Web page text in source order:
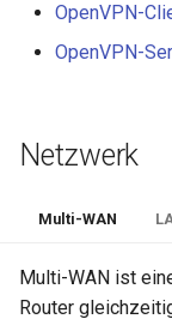
OpenVPN-
OpenVPN-
Netzwerk
Multi-WAN
Multi-WAN ist
Router